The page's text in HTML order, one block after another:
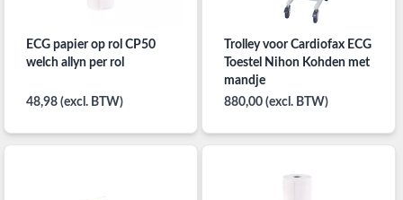
ECG papier op rol CP50
welch allyn per rol
48,98 (excl. BTW)
Trolley voor Cardiofax ECG
Toestel Nihon Kohden met
mandje
880,00 (excl. BTW)